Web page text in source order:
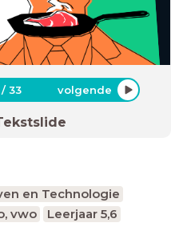
/33 volgende
en Technologie
vwo Leerjaar 5,6